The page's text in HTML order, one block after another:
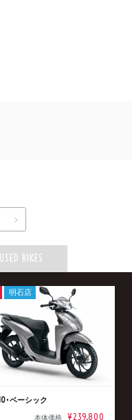
USED BIKES
･ベーシック
本体価格 ¥239,800
明石店